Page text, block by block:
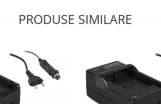
PRODUSE SIMILARE